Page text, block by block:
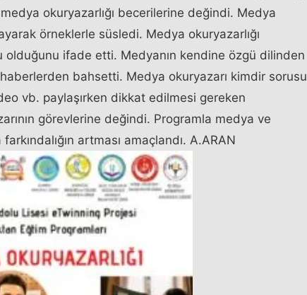
okuryazarlığı becerilerine değindi. Medya
örneklerle süsledi. Medya okuryazarlığı
ifade etti. Medyanın kendine özgü dilinden
bahsetti. Medya okuryazarı kimdir sorusu
vb. paylaşırken dikkat edilmesi gereken
görevlerine değindi. Programla medya ve
artması amaçlandı. A.ARAN